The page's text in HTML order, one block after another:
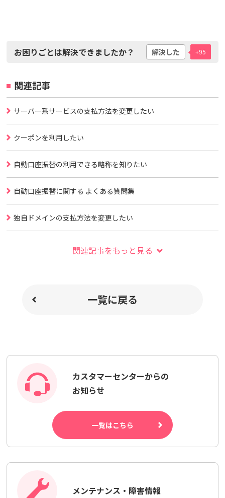
お困りごとは解決できましたか？ 解決した +95
関連記事
サーバー系サービスの支払方法を変更したい
クーポンを利用したい
自動口座振替の利用できる略称を知りたい
自動口座振替に関する よくある質問集
独自ドメインの支払方法を変更したい
関連記事をもっと見る
一覧に戻る
カスタマーセンターからの
お知らせ
一覧はこちら
メンテナンス・障害情報